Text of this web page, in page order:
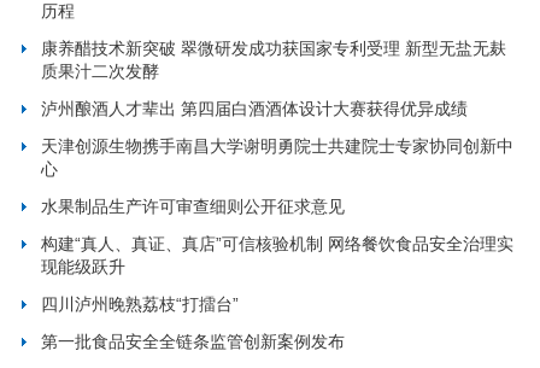
历程
康养醋技术新突破 翠微研发成功获国家专利受理 新型无盐无麸
质果汁二次发酵
泸州酿酒人才辈出 第四届白酒酒体设计大赛获得优异成绩
天津创源生物携手南昌大学谢明勇院士共建院士专家协同创新中
心
水果制品生产许可审查细则公开征求意见
构建“真人、真证、真店”可信核验机制 网络餐饮食品安全治理实
现能级跃升
四川泸州晚熟荔枝“打擂台”
第一批食品安全全链条监管创新案例发布